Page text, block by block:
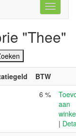
"Thee"
BTW
6 %
aan
|